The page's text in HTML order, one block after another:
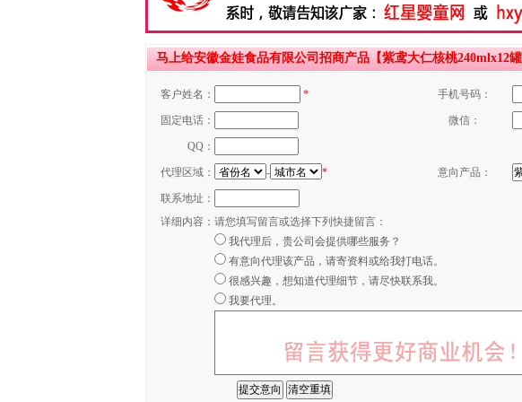
马上给安徽金娃食品有限公司招商产品【紫鸢大仁核桃240mlx12
客户姓名： * 手机号码：
固定电话： 微信：
QQ：
代理区域： - * 意向产品：
联系地址：
详细内容： 请您填写留言或选择下列快捷留言：
我代理后，贵公司会提供哪些服务？
有意向代理该产品，请寄资料或给我打电话。
很感兴趣，想知道代理细节，请尽快联系我。
我要代理。